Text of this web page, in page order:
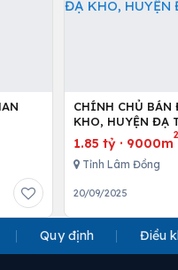
CHÍNH CHỦ
KHO,
1.85 tỷ · 9000m
2
Tỉnh Lâm Đồng
20/09/2025
Quy định Điều